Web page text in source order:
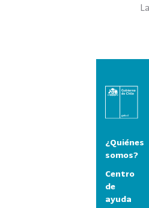
¿Quiénes
somos?
Centro
de
ayuda